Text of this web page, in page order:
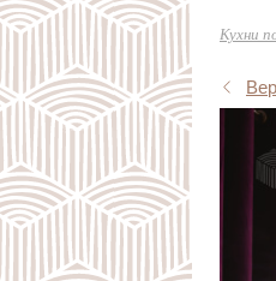
Кухни